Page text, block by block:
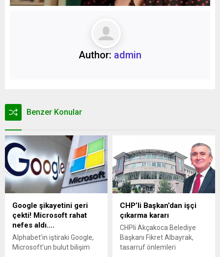
Author: admin
Benzer Konular
Google şikayetini geri
çekti! Microsoft rahat
nefes aldı….
Alphabet’in iştiraki Google,
Microsoft’un bulut bilişim
CHP’li Başkan’dan işçi
çıkarma kararı
CHPli Akçakoca Belediye
Başkanı Fikret Albayrak,
tasarruf önlemleri